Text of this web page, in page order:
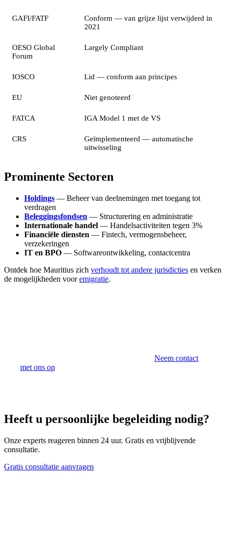
GAFI/FATF
Conform — van grijze lijst verwijderd in
2021
OESO Global
Forum
Largely Compliant
IOSCO Lid — conform aan principes
EU Niet genoteerd
FATCA IGA Model 1 met de VS
CRS
Geïmplementeerd — automatische
uitwisseling
Prominente Sectoren
Holdings — Beheer van deelnemingen met toegang tot
verdragen
Beleggingsfondsen — Structurering en administratie
Internationale handel — Handelsactiviteiten tegen 3%
Financiële diensten — Fintech, vermogensbeheer,
verzekeringen
IT en BPO — Softwareontwikkeling, contactcentra
Ontdek hoe Mauritius zich verhoudt tot andere jurisdicties en verken
de mogelijkheden vooremigratie.
Neem contact
met ons op
Heeft u persoonlijke begeleiding nodig?
Onze experts reageren binnen 24 uur. Gratis en vrijblijvende
consultatie.
Gratis consultatie aanvragen